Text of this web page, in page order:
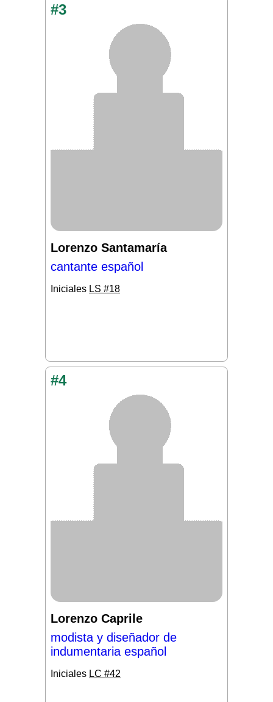
#3
Lorenzo Santamaría
cantante español
Iniciales LS #18
#4
Lorenzo Caprile
modista y diseñador de
indumentaria español
Iniciales LC #42